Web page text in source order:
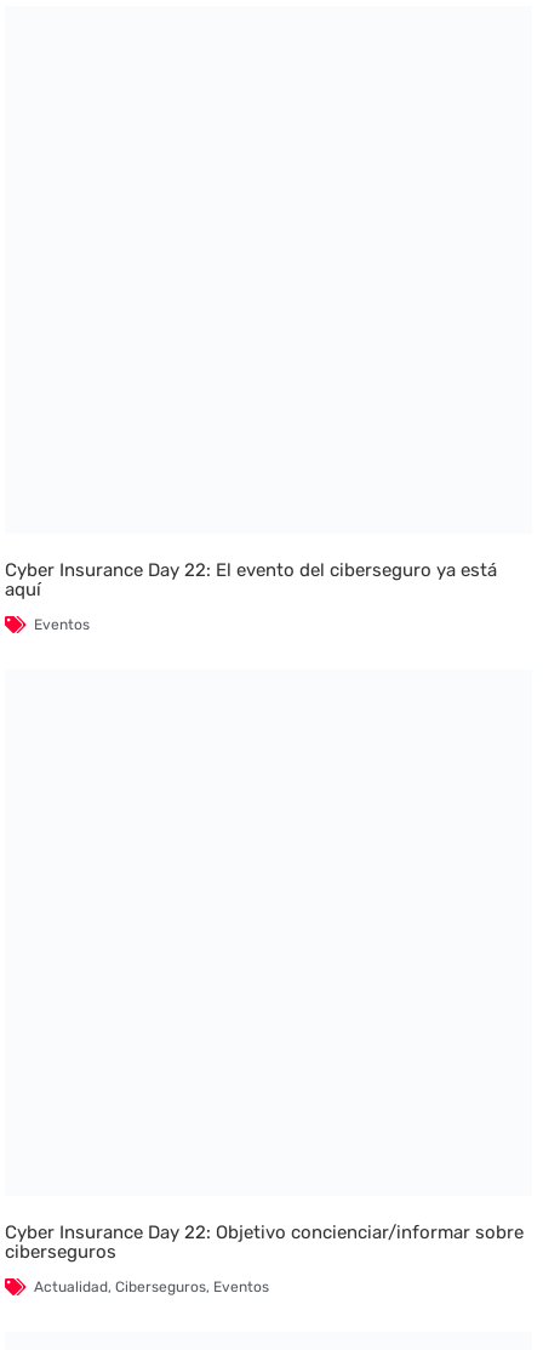
Cyber Insurance Day 22: El evento del ciberseguro ya está
aquí
Eventos
Cyber Insurance Day 22: Objetivo concienciar/informar sobre
ciberseguros
Actualidad,Ciberseguros, Eventos